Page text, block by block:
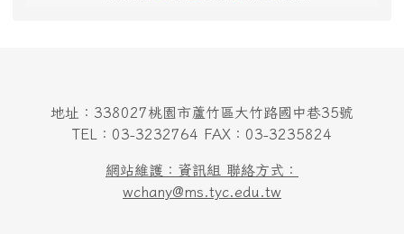
地址：338027桃園市蘆竹區大竹路國中巷35號
TEL：03-3232764 FAX：03-3235824
網站維護：資訊組 聯絡方式：
wchany@ms.tyc.edu.tw